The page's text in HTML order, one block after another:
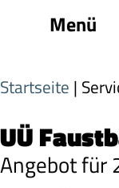
Menü
Startseite |
UÜ
Angebot für